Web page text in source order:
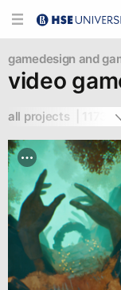
gamedesign and
video
all projects  | 1173